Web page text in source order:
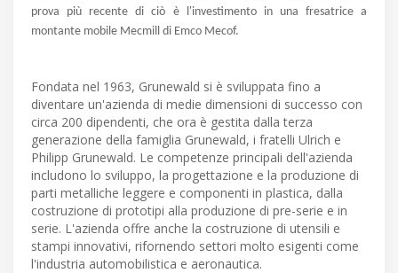
prova più recente di ciò è l'investimento in una fresatrice a
montante mobile Mecmill di Emco Mecof.
Fondata nel 1963, Grunewald si è sviluppata fino a
diventare un'azienda di medie dimensioni di successo con
circa 200 dipendenti, che ora è gestita dalla terza
generazione della famiglia Grunewald, i fratelli Ulrich e
Philipp Grunewald. Le competenze principali dell'azienda
includono lo sviluppo, la progettazione e la produzione di
parti metalliche leggere e componenti in plastica, dalla
costruzione di prototipi alla produzione di pre-serie e in
serie. L'azienda offre anche la costruzione di utensili e
stampi innovativi, rifornendo settori molto esigenti come
l'industria automobilistica e aeronautica.